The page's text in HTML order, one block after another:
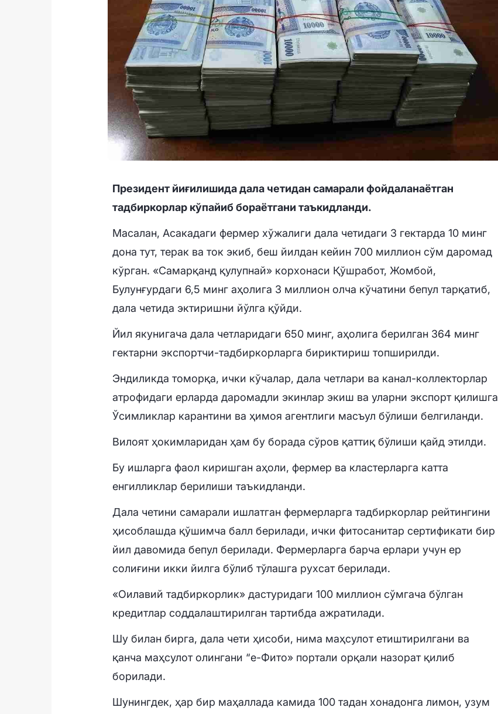
Президент йиғилишида дала четидан самарали фойдаланаётган
тадбиркорлар кўпайиб бораётгани таъкидланди.
Масалан, Асакадаги фермер хўжалиги дала четидаги 3 гектарда 10 минг
дона тут, терак ва ток экиб, беш йилдан кейин 700 миллион сўм даромад
кўрган. «Самарқанд қулупнай» корхонаси Қўшработ, Жомбой,
Булунғурдаги 6,5 минг аҳолига 3 миллион олча кўчатини бепул тарқатиб,
дала четида эктиришни йўлга қўйди.
Йил якунигача дала четларидаги 650 минг, аҳолига берилган 364 минг
гектарни экспортчи-тадбиркорларга бириктириш топширилди.
Эндиликда томорқа, ички кўчалар, дала четлари ва канал-коллекторлар
атрофидаги ерларда даромадли экинлар экиш ва уларни экспорт қилишга
Ўсимликлар карантини ва ҳимоя агентлиги масъул бўлиши белгиланди.
Вилоят ҳокимларидан ҳам бу борада сўров қаттиқ бўлиши қайд этилди.
Бу ишларга фаол киришган аҳоли, фермер ва кластерларга катта
енгилликлар берилиши таъкидланди.
Дала четини самарали ишлатган фермерларга тадбиркорлар рейтингини
ҳисоблашда қўшимча балл берилади, ички фитосанитар сертификати бир
йил давомида бепул берилади. Фермерларга барча ерлари учун ер
солиғини икки йилга бўлиб тўлашга рухсат берилади.
«Оилавий тадбиркорлик» дастуридаги 100 миллион сўмгача бўлган
кредитлар соддалаштирилган тартибда ажратилади.
Шу билан бирга, дала чети ҳисоби, нима маҳсулот етиштирилгани ва
қанча маҳсулот олингани “e-Фито» портали орқали назорат қилиб
борилади.
Шунингдек, ҳар бир маҳаллада камида 100 тадан хонадонга лимон, узум